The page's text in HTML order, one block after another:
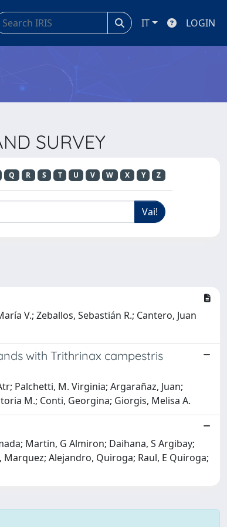
IT LOGIN
SURVEY
Q R S T U V W X Y Z
V.; Zeballos, Sebastián R.; Cantero, Juan
with Trithrinax campestris
Palchetti, M. Virginia; Argarañaz, Juan;
M.; Conti, Georgina; Giorgis, Melisa A.
Martin, G Almiron; Daihana, S Argibay;
Marquez; Alejandro, Quiroga; Raul, E Quiroga;